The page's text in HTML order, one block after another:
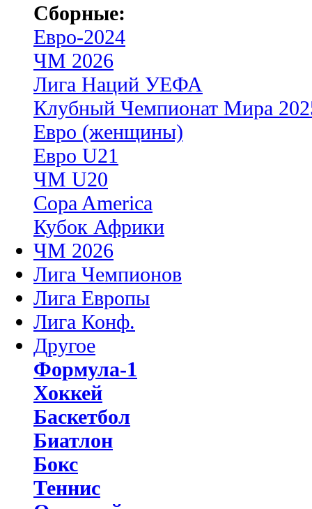
Сборные:
Евро-2024
ЧМ 2026
Лига Наций УЕФА
Клубный Чемпионат Мира
Евро (женщины)
Евро U21
ЧМ U20
Copa America
Кубок Африки
ЧМ 2026
Лига Чемпионов
Лига Европы
Лига Конф.
Другое
Формула-1
Хоккей
Баскетбол
Биатлон
Бокс
Теннис